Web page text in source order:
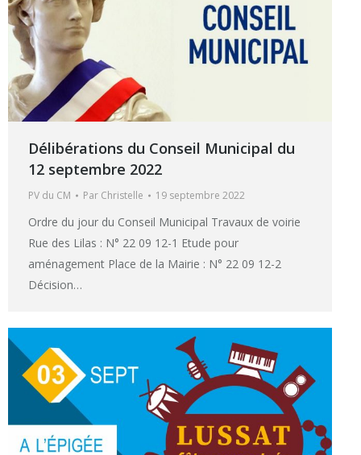
Délibérations du Conseil Municipal du
12 septembre 2022
PV du CM Par Christelle 19 septembre 2022
Ordre du jour du Conseil Municipal Travaux de voirie
Rue des Lilas : N° 22 09 12-1 Etude pour
aménagement Place de la Mairie : N° 22 09 12-2
Décision…